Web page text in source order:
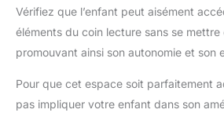
Vérifiez que l’enfant peut aisément
éléments du coin lecture sans se mettre
promouvant ainsi son autonomie et son
Pour que cet espace soit parfaitement
pas impliquer votre enfant dans son